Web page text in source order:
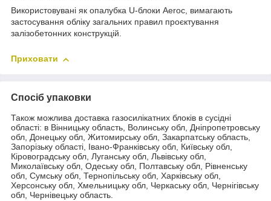
Використовувані як опалубка U-блоки Aeroc, вимагають
застосування обліку загальних правил проєктування
залізобетонних конструкцій.
Приховати
Спосіб упаковки
Також можлива доставка газосилікатних блоків в сусідні
області: в Вінницьку область, Волинську обл, Дніпропетровську
обл, Донецьку обл, Житомирську обл, Закарпатську область,
Запорізьку області, Івано-Франківську обл, Київську обл,
Кіровоградську обл, Луганську обл, Львівську обл,
Миколаївську обл, Одеську обл, Полтавську обл, Рівненську
обл, Сумську обл, Тернопільську обл, Харківську обл,
Херсонську обл, Хмельницьку обл, Черкаську обл, Чернігівську
обл, Чернівецьку область.